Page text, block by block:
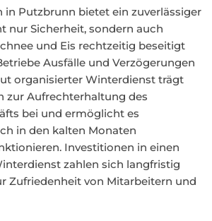
in Putzbrunn bietet ein zuverlässiger
nur Sicherheit, sondern auch
und Eis rechtzeitig beseitigt
Ausfälle und Verzögerungen
organisierter Winterdienst trägt
zur Aufrechterhaltung des
bei und ermöglicht es
in den kalten Monaten
Investitionen in einen
zahlen sich langfristig
Zufriedenheit von Mitarbeitern und